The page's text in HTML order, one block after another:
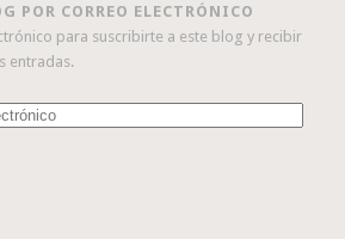
POR CORREO ELECTRÓNICO
para suscribirte a este blog y recibir
entradas.